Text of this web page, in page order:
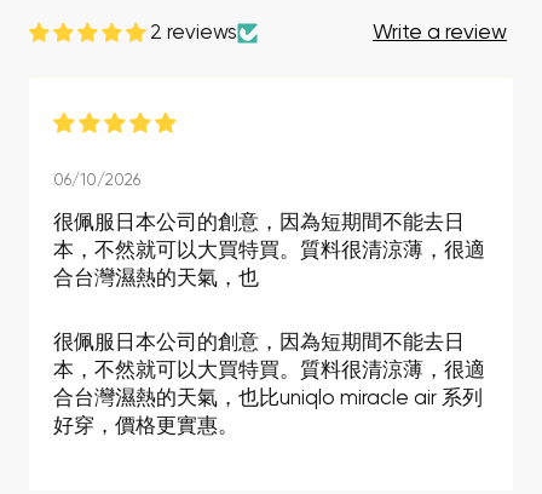
2 reviews Write a review
06/10/2026
很佩服日本公司的創意，因為短期間不能去日
本，不然就可以大買特買。質料很清涼薄，很適
合台灣濕熱的天氣，也
很佩服日本公司的創意，因為短期間不能去日
本，不然就可以大買特買。質料很清涼薄，很適
合台灣濕熱的天氣，也比uniqlo miracle air 系列
好穿，價格更實惠。